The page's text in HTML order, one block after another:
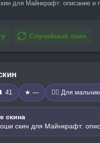
для Майнкрафт: описание и
Случайный скин
41 ★ — 🧍‍♂️ Для
скина
скин для Майнкрафт: